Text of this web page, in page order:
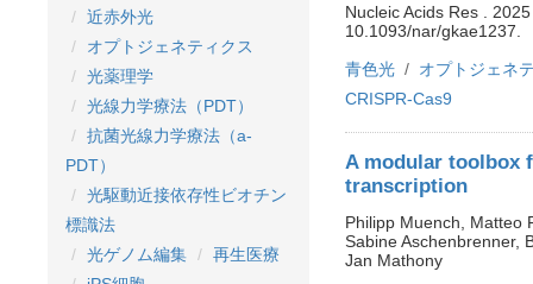
近赤外光
オプトジェネティクス
光薬理学
光線力学療法（PDT）
抗菌光線力学療法（a-
PDT）
光駆動近接依存性ビオチン
標識法
光ゲノム編集
再生医療
Nucleic Acids Res .
10.1093/nar/gkae1237.
青色光
オプトジェネ
CRISPR-Cas9
A modular toolbox
transcription
Philipp Muench, Matteo
Sabine Aschenbrenner,
Jan Mathony